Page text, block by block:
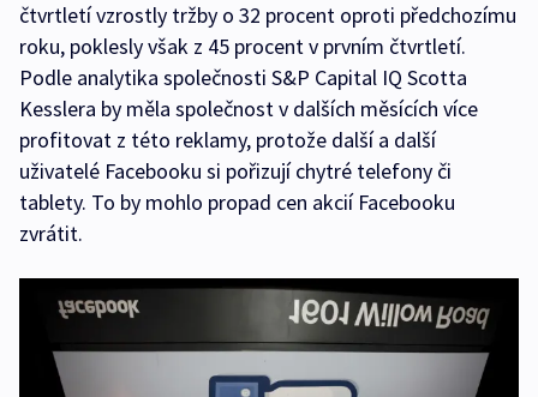
čtvrtletí vzrostly tržby o 32 procent oproti předchozímu
roku, poklesly však z 45 procent v prvním čtvrtletí.
Podle analytika společnosti S&P Capital IQ Scotta
Kesslera by měla společnost v dalších měsících více
profitovat z této reklamy, protože další a další
uživatelé Facebooku si pořizují chytré telefony či
tablety. To by mohlo propad cen akcií Facebooku
zvrátit.